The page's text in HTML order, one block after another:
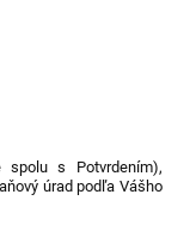
spolu s Potvrdením),
úrad podľa Vášho